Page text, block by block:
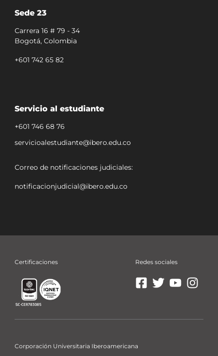
Sede 23
Carrera 16 # 79 - 34
Bogotá, Colombia
+601 742 65 82
Servicio al estudiante
+601 746 68 76
servicioalestudiante@ibero.edu.co
Correo de notificaciones judiciales:
notificacionjudicial@ibero.edu.co
Certificaciones Redes sociales
Ibero Ibero Ibero Ibero
Corporación Universitaria Iberoamericana